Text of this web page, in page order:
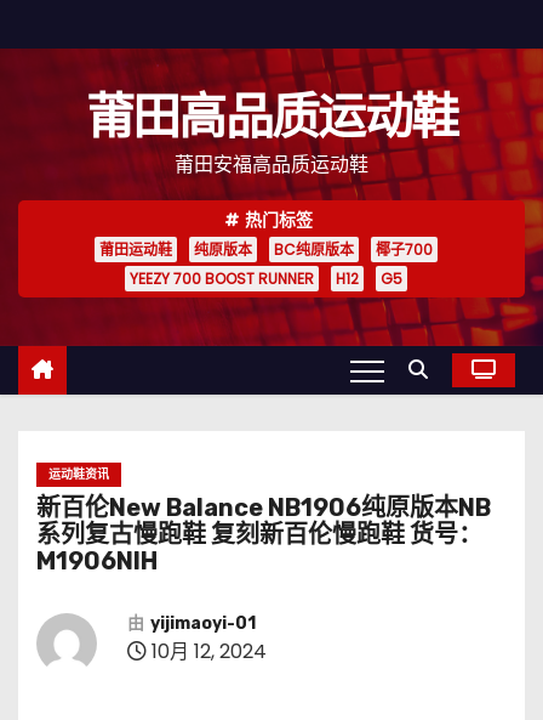
至
莆田高品质运动鞋
莆田安福高品质运动鞋
热门标签
莆田运动鞋 纯原版本 BC纯原版本
椰子700
YEEZY 700 BOOST RUNNER
H12 G5
运动鞋资讯
新百伦New Balance NB1906纯原版本NB
系列复古慢跑鞋 复刻新百伦慢跑鞋 货号：
M1906NIH
由 yijimaoyi-01
10月 12, 2024